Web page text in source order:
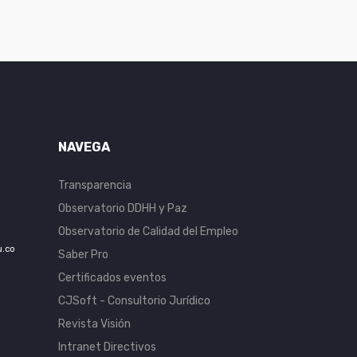
NAVEGA
Transparencia
Observatorio DDHH y Paz
Observatorio de Calidad del Empleo
Saber Pro
Certificados eventos
CJSoft - Consultorio Jurídico
Revista Visión
Intranet Directivos